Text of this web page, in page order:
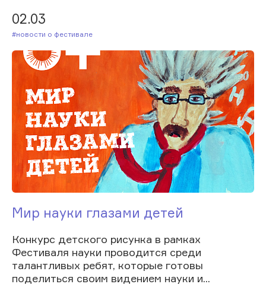
02.03
#Новости о фестивале
Мир науки глазами детей
Конкурс детского рисунка в рамках
Фестиваля науки проводится среди
талантливых ребят, которые готовы
поделиться своим видением науки и...